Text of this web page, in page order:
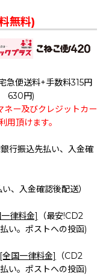
無料)
急便送料+手数料315円
630円)
ネー及びクレジットカー
用頂けます。
行振込先払い、入金確
、入金確認後配送）
律料金]
（最安!CD2
い。ポストへの投函)
[全国一律料金]
（CD2
い。ポストへの投函)